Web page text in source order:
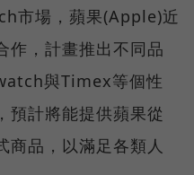
市場，蘋果(Apple)近
作，計畫推出不同品
與Timex等個性
預計將能提供蘋果從
商品，以滿足各類人